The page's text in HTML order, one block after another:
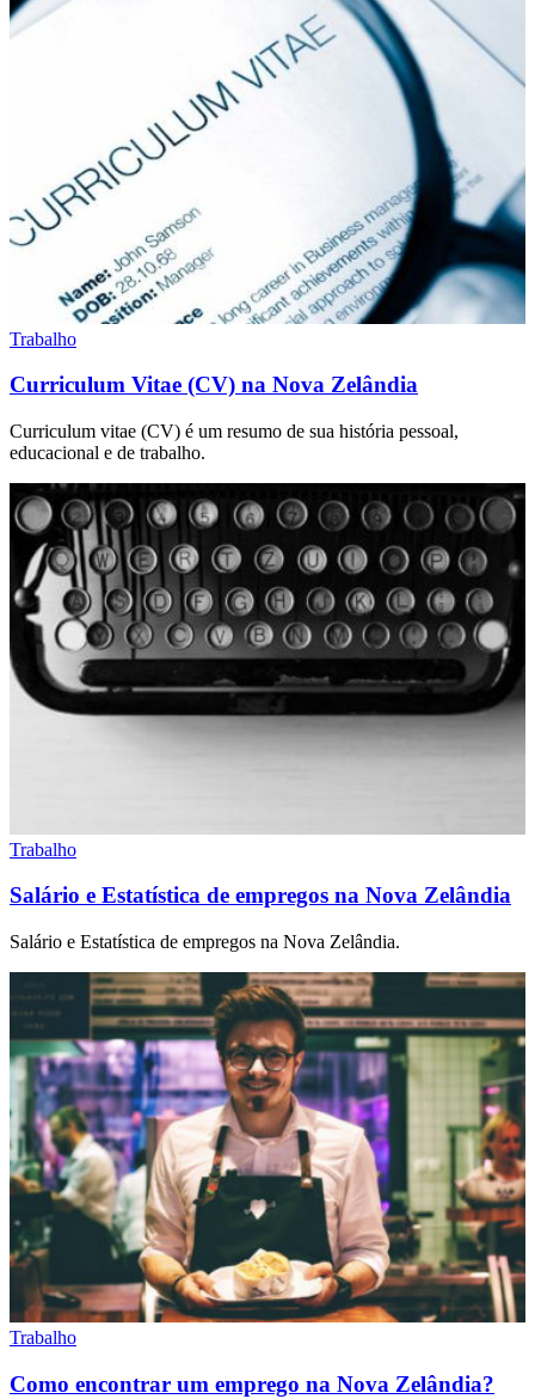
Trabalho
Curriculum Vitae (CV) na Nova Zelândia
Curriculum vitae (CV) é um resumo de sua história pessoal,
educacional e de trabalho.
Trabalho
Salário e Estatística de empregos na Nova Zelândia
Salário e Estatística de empregos na Nova Zelândia.
Trabalho
Como encontrar um emprego na Nova Zelândia?